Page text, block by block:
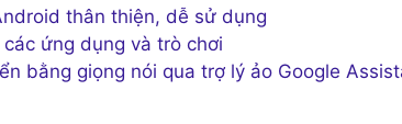
thân thiện, dễ sử dụng
ứng dụng và trò chơi
bằng giọng nói qua trợ lý ảo Google